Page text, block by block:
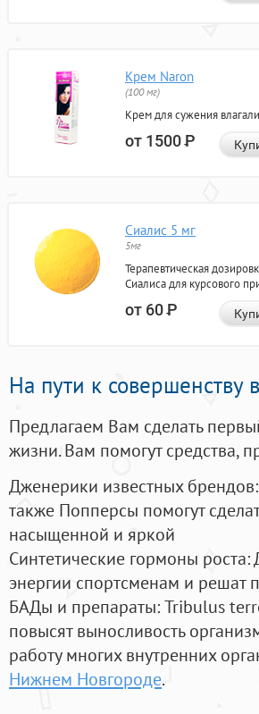
Крем Naron
(100 мг)
Крем для сужения
от 1500Р
Сиалис 5 мг
5мг
Терапевтическая
Сиалиса для курсового
от 60Р
На пути к совершенству
Предлагаем Вам сделать
жизни. Вам помогут средства,
Дженерики известных брендов:
также Попперсы помогут
насыщенной и яркой
Синтетические гормоны роста:
энергии спортсменам и решат
БАДы и препараты:Tribulus
повысят выносливость
работу многих внутренних
Нижнем Новгороде.